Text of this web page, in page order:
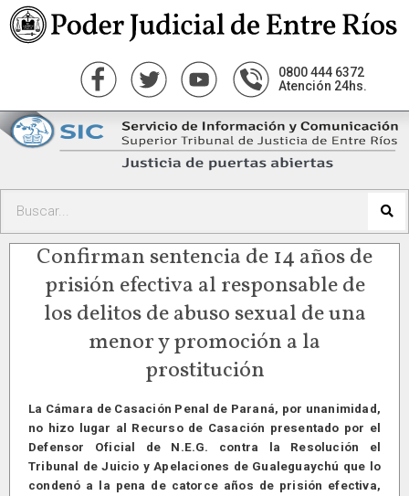
0800 444 6372
Atención 24hs.
Confirman sentencia de 14 años de
prisión efectiva al responsable de
los delitos de abuso sexual de una
menor y promoción a la
prostitución
La Cámara de Casación Penal de Paraná, por unanimidad,
no hizo lugar al Recurso de Casación presentado por el
Defensor Oficial de N.E.G. contra la Resolución el
Tribunal de Juicio y Apelaciones de Gualeguaychú que lo
condenó a la pena de catorce años de prisión efectiva,